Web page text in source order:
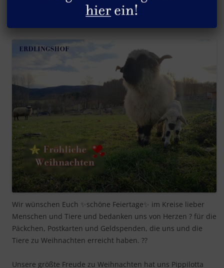
Fröhliche Weihnachten
Wir wünschen Euch ✨ schöne Feiertage✨ im Kreise lieber
Menschen und Tiere und bedanken uns von Herzen ? für die
Päckchen, Postkarten und Geldspenden, die uns und die
Tiere zu Weihnachten erreicht haben. ??
Unsere größte Freude zu Weihnachten hat uns Pippilotta